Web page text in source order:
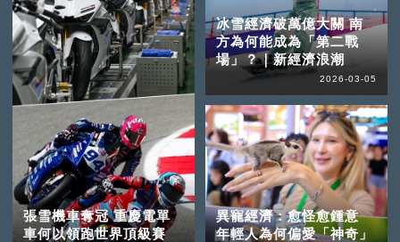
張雪機車奪冠 重慶電單
車何以領跑世界頂級賽
冰雪經濟破萬億大關 南
方為何能成為「第二戰
場」？｜新經濟浪潮
2026-03-05
異寵經濟：愈怪愈鍾意
年輕人為何偏愛「神奇」